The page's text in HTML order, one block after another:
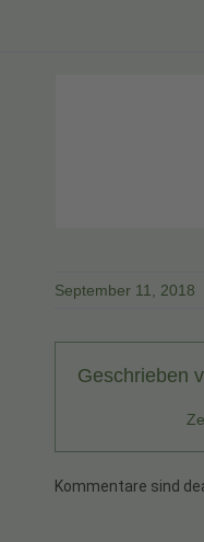
September 11, 2018
Geschrieben
Kommentare sind